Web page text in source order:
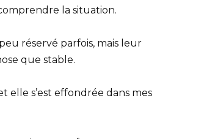
la situation.
réservé parfois, mais leur
que stable.
elle s’est effondrée dans mes